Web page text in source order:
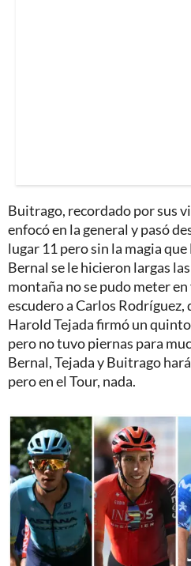
Buitrago, recordado por sus
enfocó en la general y pasó
lugar 11 pero sin la magia que
Bernal se le hicieron largas
montaña no se pudo meter
escudero a Carlos Rodríguez,
Harold Tejada firmó un
pero no tuvo piernas para
Bernal, Tejada y Buitrago
pero en el Tour, nada.